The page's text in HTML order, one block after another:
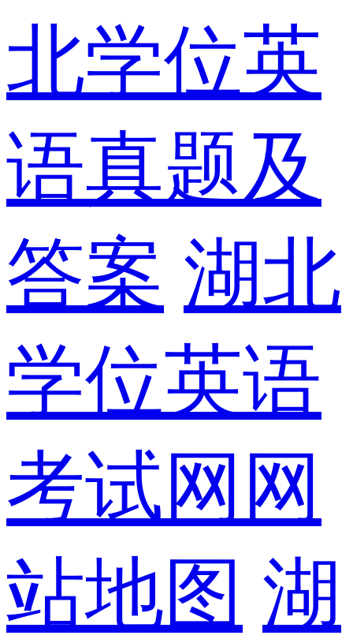
北学位英
语真题及
答案 湖北
学位英语
考试网网
站地图 湖